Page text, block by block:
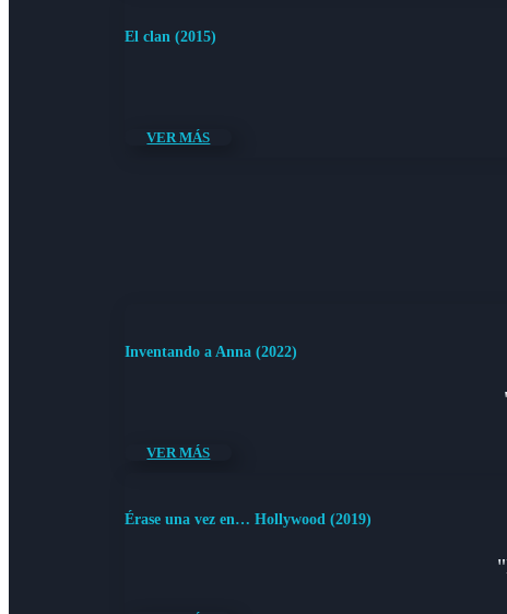
El clan (2015)
VER MÁS
Inventando a Anna (2022)
VER MÁS
Érase una vez en… Hollywood (2019)